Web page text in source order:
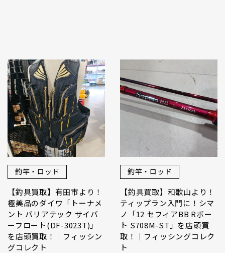
釣竿・ロッド
【釣具買取】有田市より！
極美品のダイワ「トーナメ
ント バリアテック サイバ
ーフロート(DF-3023T)」
を店頭買取！｜フィッシン
グコレクト
釣竿・ロッド
【釣具買取】和歌山より！
ティップラン入門に！シマ
ノ「12 セフィアBB Rボー
ト S708M-ST」を店頭買
取！｜フィッシングコレク
ト